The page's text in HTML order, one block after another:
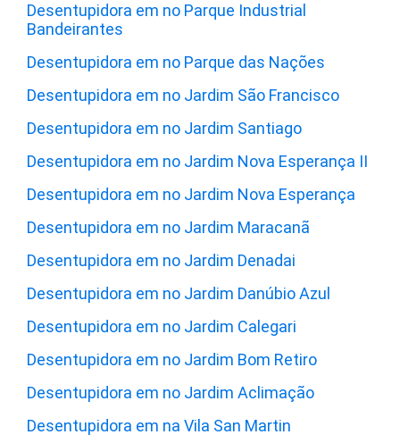
Desentupidora em no Parque Industrial
Bandeirantes
Desentupidora em no Parque das Nações
Desentupidora em no Jardim São Francisco
Desentupidora em no Jardim Santiago
Desentupidora em no Jardim Nova Esperança II
Desentupidora em no Jardim Nova Esperança
Desentupidora em no Jardim Maracanã
Desentupidora em no Jardim Denadai
Desentupidora em no Jardim Danúbio Azul
Desentupidora em no Jardim Calegari
Desentupidora em no Jardim Bom Retiro
Desentupidora em no Jardim Aclimação
Desentupidora em na Vila San Martin